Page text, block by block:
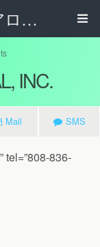
ハワイ情報サイト｜アロハタウンネット
INC.
Mail SMS
tel=”808-836-